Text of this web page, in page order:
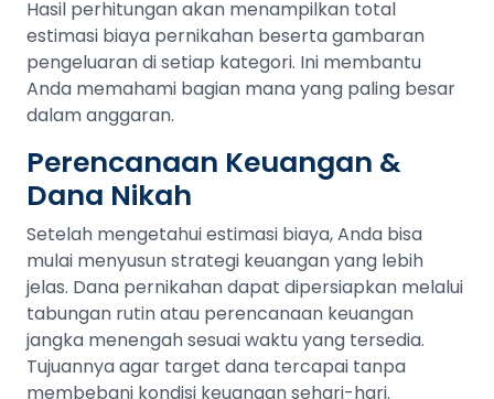
Hasil perhitungan akan menampilkan total
estimasi biaya pernikahan beserta gambaran
pengeluaran di setiap kategori. Ini membantu
Anda memahami bagian mana yang paling besar
dalam anggaran.
Perencanaan Keuangan &
Dana Nikah
Setelah mengetahui estimasi biaya, Anda bisa
mulai menyusun strategi keuangan yang lebih
jelas. Dana pernikahan dapat dipersiapkan melalui
tabungan rutin atau perencanaan keuangan
jangka menengah sesuai waktu yang tersedia.
Tujuannya agar target dana tercapai tanpa
membebani kondisi keuangan sehari-hari.